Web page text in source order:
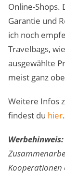
Online-Shops.
Garantie und
ich noch
Travelbags,
ausgewählte
meist ganz
Weitere Infos
findest du hier.
Werbehinweis:
Kooperationen